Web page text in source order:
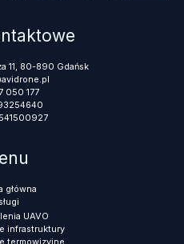
11, 80-890 Gdańsk
050 177
główna
UAVO
infrastruktury